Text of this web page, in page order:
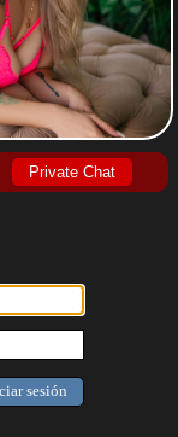
Private Chat